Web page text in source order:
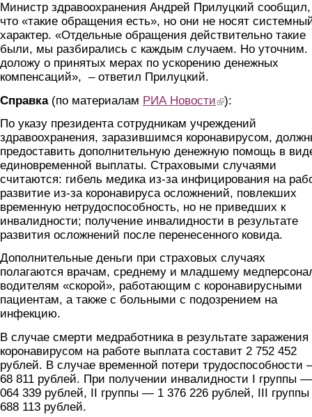
Министр здравоохранения Андрей Прилуцкий сообщил,
что «такие обращения есть», но они не носят
характер. «Отдельные обращения действительно такие
были, мы разбирались с каждым случаем. Но уточним.
доложу о принятых мерах по ускорению денежных
компенсаций», – ответил Прилуцкий.
Справка(по материалам РИА Новости (link is external)
):
По указу президента сотрудникам учреждений
здравоохранения, заразившимся коронавирусом,
предоставить дополнительную денежную помощь в
единовременной выплаты. Страховыми случаями
считаются: гибель медика из-за инфицирования на
развитие из-за коронавируса осложнений, повлекших
временную нетрудоспособность, но не приведших к
инвалидности; получение инвалидности в результате
развития осложнений после перенесенного ковида.
Дополнительные деньги при страховых случаях
полагаются врачам, среднему и младшему
водителям «скорой», работающим с коронавирусными
пациентам, а также с больными с подозрением на
инфекцию.
В случае смерти медработника в результате заражения
коронавирусом на работе выплата составит 2 752 452
рублей. В случае временной потери трудоспособности
68 811 рублей. При получении инвалидности I группы
064 339 рублей, II группы — 1 376 226 рублей, III
688 113 рублей.